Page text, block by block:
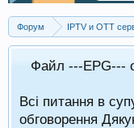
Форум IPTV и OTT
стандартному
в
Файл ---EPG---
Всі питання в
обговорення